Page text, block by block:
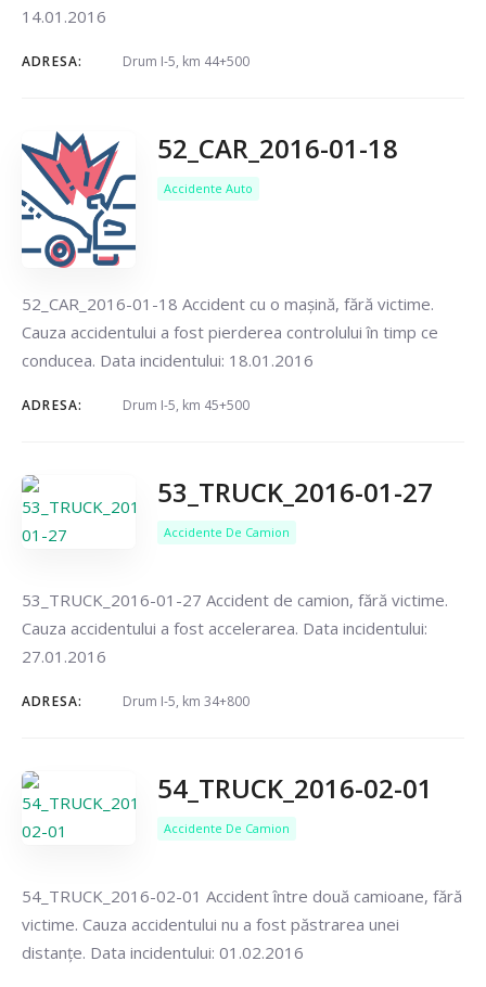
14.01.2016
ADRESA: Drum I-5, km 44+500
52_CAR_2016-01-18
Accidente Auto
52_CAR_2016-01-18 Accident cu o mașină, fără victime.
Cauza accidentului a fost pierderea controlului în timp ce
conducea. Data incidentului: 18.01.2016
ADRESA: Drum I-5, km 45+500
53_TRUCK_2016-01-27
Accidente De Camion
53_TRUCK_2016-01-27 Accident de camion, fără victime.
Cauza accidentului a fost accelerarea. Data incidentului:
27.01.2016
ADRESA: Drum I-5, km 34+800
54_TRUCK_2016-02-01
Accidente De Camion
54_TRUCK_2016-02-01 Accident între două camioane, fără
victime. Cauza accidentului nu a fost păstrarea unei
distanțe. Data incidentului: 01.02.2016